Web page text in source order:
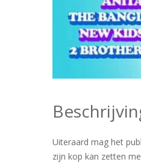
Uiteraard mag het
zijn kop kan zetten